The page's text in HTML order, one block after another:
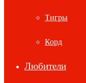
Тигры
Корд
Любители